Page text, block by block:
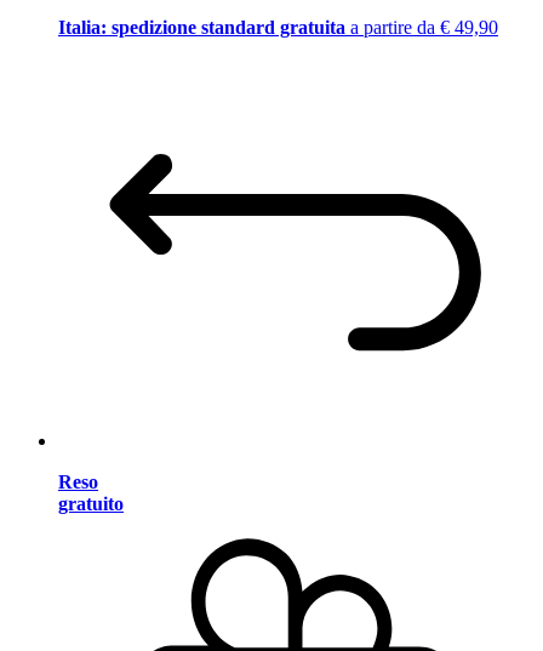
Italia: spedizione standard gratuita a partire da € 49,90
Reso
gratuito